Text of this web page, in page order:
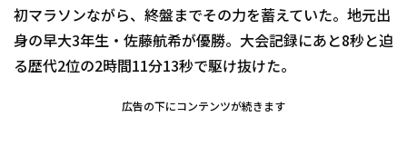
初マラソンながら、終盤までその力を蓄えていた。地元出
身の早大3年生・佐藤航希が優勝。大会記録にあと8秒と迫
る歴代2位の2時間11分13秒で駆け抜けた。
広告の下にコンテンツが続きます